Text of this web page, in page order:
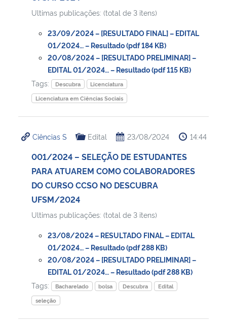
Ultimas publicações: (total de 3 itens)
23/09/2024 – [RESULTADO FINAL] – EDITAL
01/2024… – Resultado (pdf 184 KB)
20/08/2024 – [RESULTADO PRELIMINAR] –
EDITAL 01/2024… – Resultado (pdf 115 KB)
Tags:
Descubra
Licenciatura
Licenciatura em Ciências Sociais
Ciências S Edital 23/08/2024 14:44
001/2024 – SELEÇÃO DE ESTUDANTES
PARA ATUAREM COMO COLABORADORES
DO CURSO CCSO NO DESCUBRA
UFSM/2024
Ultimas publicações: (total de 3 itens)
23/08/2024 – RESULTADO FINAL – EDITAL
01/2024… – Resultado (pdf 288 KB)
20/08/2024 – [RESULTADO PRELIMINAR] –
EDITAL 01/2024… – Resultado (pdf 288 KB)
Tags:
Bacharelado bolsa Descubra
Edital
seleção